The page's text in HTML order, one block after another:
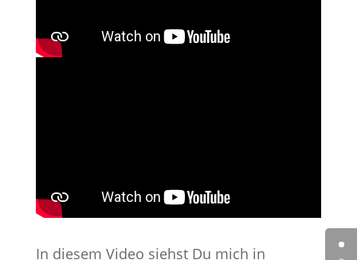
In diesem Video siehst Du mich in